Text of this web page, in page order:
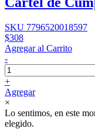
SKU 7796520018597
$308
Agregar al Carrito
-
+
Agregar
×
Lo sentimos, en este
elegido.